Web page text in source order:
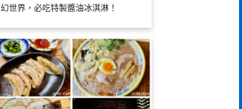
幻世界，必吃特製醬油冰淇淋！